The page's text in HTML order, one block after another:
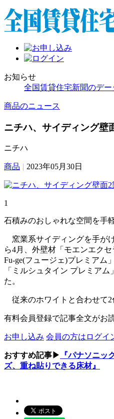
お知らせ
全国賃貸住宅新聞のデ
商品のニュース
ニチハ、サイディング壁
ニチハ
商品 | 2023年05月30日
1
石積みのおしゃれな空間を手
窯業系サイディングを手が
ら4月、外壁材「モエンエク
Fu‐ge(フュージェ)プレミアム
「ミルシュタイン プレミア
た。
従来のホワイトと合わせて2
有料会員登録で記事全文がお
お申し込み 会員の方はログイ
おすすめ記事▶
『パナソニッ
ズ、重ね貼りできる床材』